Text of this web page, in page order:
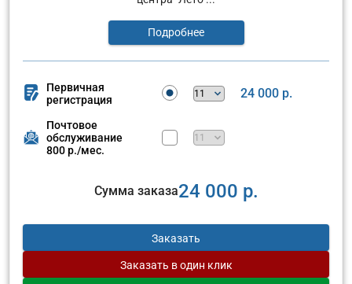
Подробнее
Первичная
регистрация
24 000 р.
Почтовое
обслуживание
800 р./мес.
Сумма заказа24 000 р.
Заказать
Заказать в один клик